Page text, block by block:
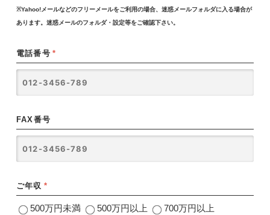
※Yahoo!メールなどのフリーメールをご利用の場合、迷惑メールフォルダに入る場合が
あります。迷惑メールのフォルダ・設定等をご確認下さい。
電話番号 *
FAX番号
ご年収 *
500万円未満 500万円以上
700万円以上